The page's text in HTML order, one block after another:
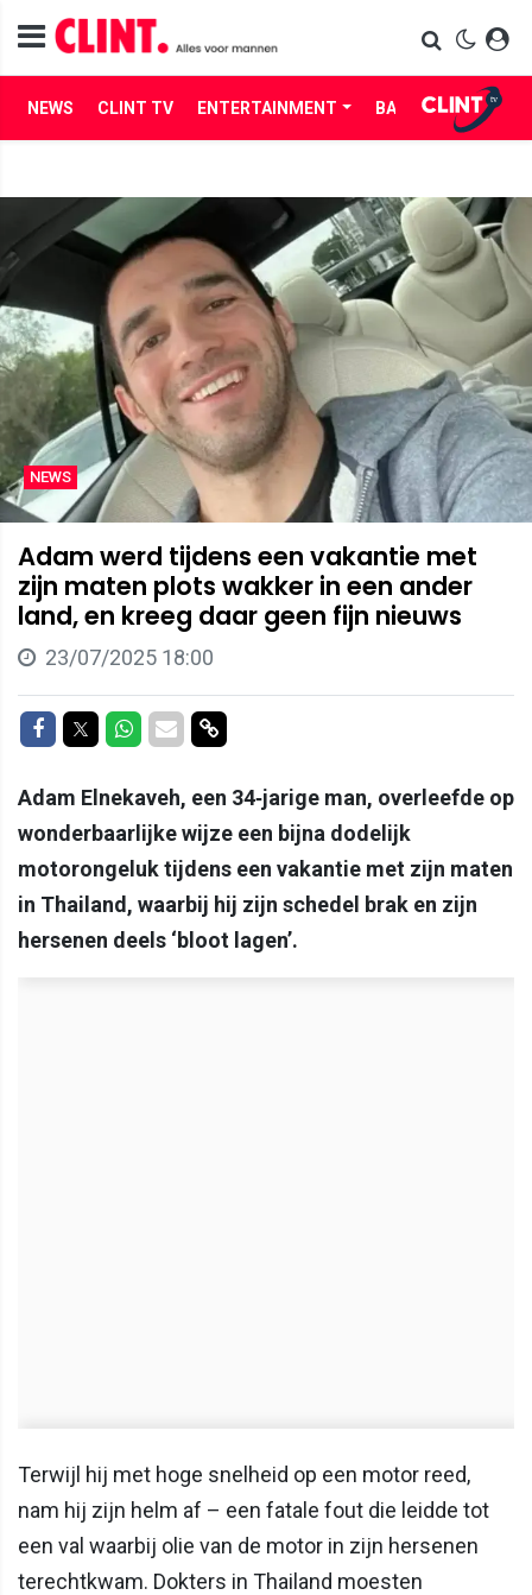
NEWS CLINT TV ENTERTAINMENT BABES LIFE
NEWS
Adam werd tijdens een vakantie met
zijn maten plots wakker in een ander
land, en kreeg daar geen fijn nieuws
23/07/2025 18:00
Delen op Facebook
Delen op Twitter
Delen op Whatsapp
Delen via Mail
Delen via link
Adam Elnekaveh, een 34‑jarige man, overleefde op
wonderbaarlijke wijze een bijna dodelijk
motorongeluk tijdens een vakantie met zijn maten
in Thailand, waarbij hij zijn schedel brak en zijn
hersenen deels ‘bloot lagen’.
Terwijl hij met hoge snelheid op een motor reed,
nam hij zijn helm af – een fatale fout die leidde tot
een val waarbij olie van de motor in zijn hersenen
terechtkwam. Dokters in Thailand moesten